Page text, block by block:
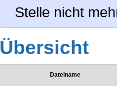
Stelle nicht
Übersicht
Dateiname